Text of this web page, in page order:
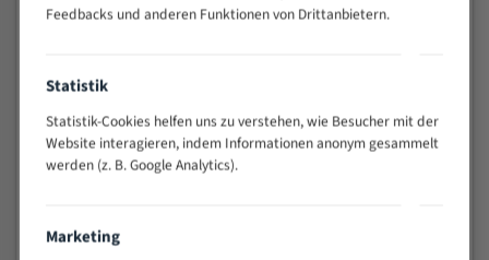
Vielseitiges Bandsägeblatt für verschiedenste
Widerstandsfähig gegen Zahnbruch auch bei
wechselnde Verbindungslängen)
Sehr geringe Vibration
Technische Beschreibung:
Feedbacks und anderen Funktionen von Drittanbietern.
Statistik
Statistik-Cookies helfen uns zu verstehen, wie Besucher mit der
Website interagieren, indem Informationen anonym gesammelt
werden (z. B. Google Analytics).
Marketing